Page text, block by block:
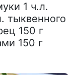
1 ч.л.
тыквенного
150 г
150 г